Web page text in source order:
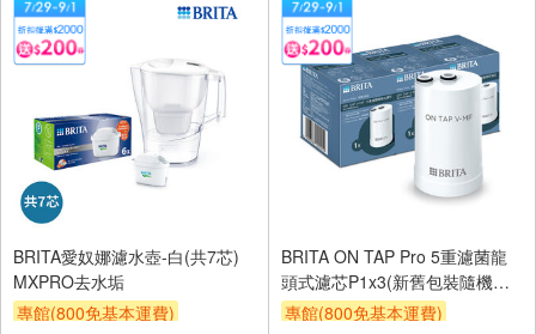
BRITA愛奴娜濾水壺-白(共7芯)
MXPRO去水垢
專館(800免基本運費)
BRITA ON TAP Pro 5重濾菌龍
頭式濾芯P1x3(新舊包裝隨機出
貨)
專館(800免基本運費)